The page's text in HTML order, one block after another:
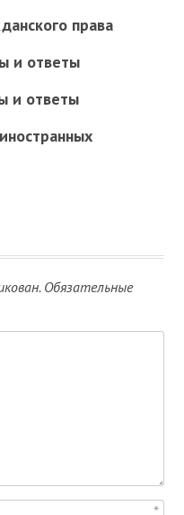
права
и ответы
и ответы
Обязательные